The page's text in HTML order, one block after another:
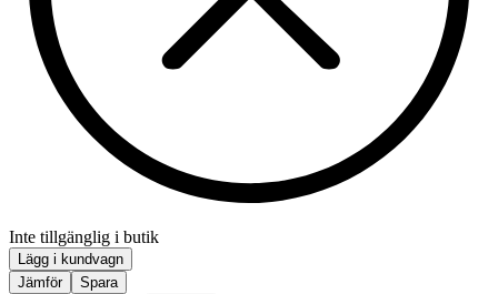
Inte tillgänglig i butik
Lägg i kundvagn
Jämför
Spara